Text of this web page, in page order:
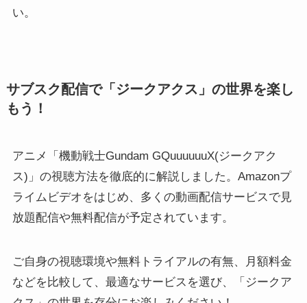
い。
サブスク配信で「ジークアクス」の世界を楽し
もう！
アニメ「機動戦士Gundam GQuuuuuuX(ジークアク
ス)」の視聴方法を徹底的に解説しました。Amazonプ
ライムビデオをはじめ、多くの動画配信サービスで見
放題配信や無料配信が予定されています。
ご自身の視聴環境や無料トライアルの有無、月額料金
などを比較して、最適なサービスを選び、「ジークア